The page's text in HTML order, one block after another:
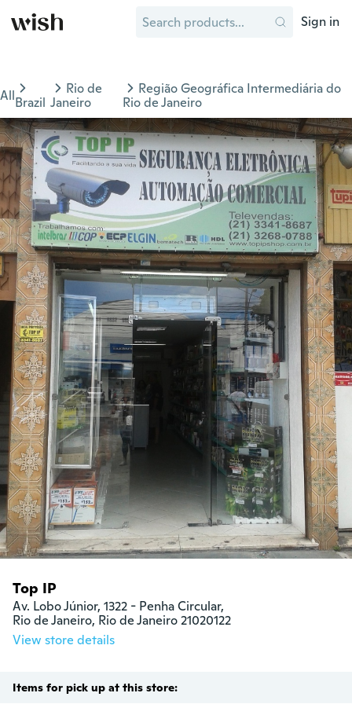
Sign in
AllBrazil
Rio de
Janeiro
Região Geográfica Intermediária do
Rio de Janeiro
Top IP
Av. Lobo Júnior, 1322 - Penha Circular,
Rio de Janeiro, Rio de Janeiro 21020122
View store details
Items for pick up at this store: